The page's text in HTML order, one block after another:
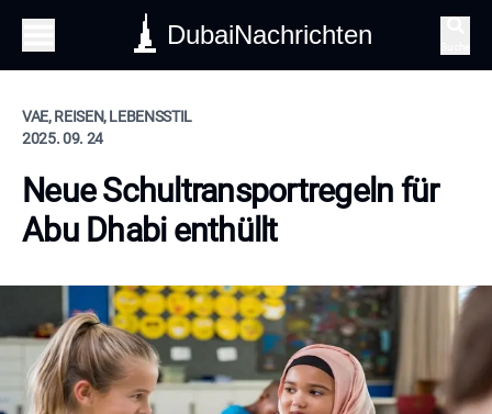
DubaiNachrichten
VAE, REISEN, LEBENSSTIL
2025. 09. 24
Neue Schultransportregeln für
Abu Dhabi enthüllt